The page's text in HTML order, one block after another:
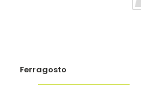
Ferragosto